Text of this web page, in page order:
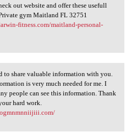
out website and offer these usefull
gym Maitland FL 32751
fitness.com/maitland-personal-
to share valuable
to share valuable information with you.
is very much needed for me. I
people can see this information. Thank
hard work.